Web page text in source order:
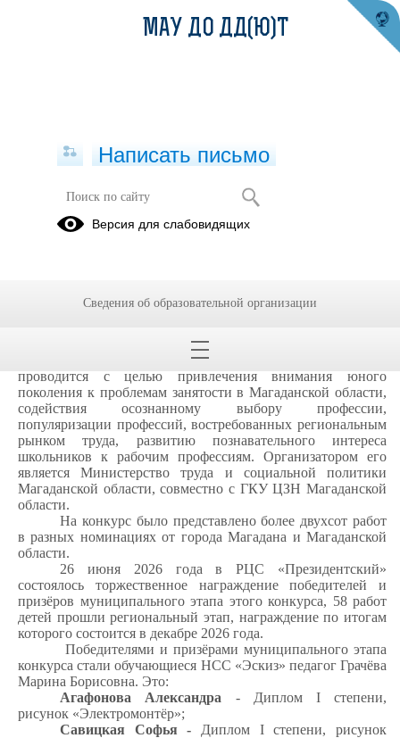
Областной конкурс молодёжных
творческих работ «Разнообразный
Областной конкурс молодёжных творческих работ
«Разнообразный мир профессий Магаданской области»
проводится с целью привлечения внимания юного
поколения к проблемам занятости в Магаданской области,
содействия осознанному выбору профессии,
популяризации профессий, востребованных региональным
рынком труда, развитию познавательного интереса
школьников к рабочим профессиям. Организатором его
является Министерство труда и социальной политики
Магаданской области, совместно с ГКУ ЦЗН Магаданской
области.
На конкурс было представлено более двухсот работ
в разных номинациях от города Магадана и Магаданской
области.
26 июня 2026 года в РЦС «Президентский»
состоялось торжественное награждение победителей и
призёров муниципального этапа этого конкурса, 58 работ
детей прошли региональный этап, награждение по итогам
которого состоится в декабре 2026 года.
Победителями и призёрами муниципального этапа
конкурса стали обучающиеся НСС «Эскиз» педагог Грачёва
Марина Борисовна. Это:
Агафонова Александра - Диплом I
степени,
рисунок «Электромонтёр»;
Савицкая Софья - Диплом I
степени, рисунок
МАУ ДО ДД(Ю)Т
Написать письмо
Версия для слабовидящих
Сведения об образовательной организации